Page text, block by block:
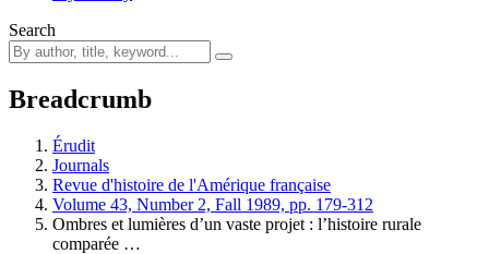
Search
Breadcrumb
Érudit
Journals
Revue d'histoire de l'Amérique française
Volume 43, Number 2, Fall 1989, pp. 179-312
Ombres et lumières d’un vaste projet : l’histoire rurale
comparée …